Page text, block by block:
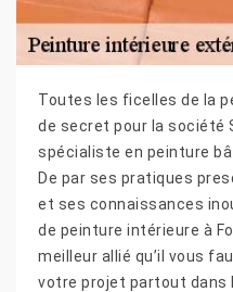
Toutes les ficelles de la
de secret pour la société
spécialiste en peinture
De par ses pratiques
et ses connaissances
de peinture intérieure à
meilleur allié qu’il vous
votre projet partout dans